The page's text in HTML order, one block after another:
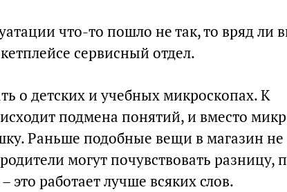
что-то пошло не так, то вряд ли
сервисный отдел.
о детских и учебных микроскопах. К
подмена понятий, и вместо
Раньше подобные вещи в магазин не
могут почувствовать разницу,
работает лучше всяких слов.